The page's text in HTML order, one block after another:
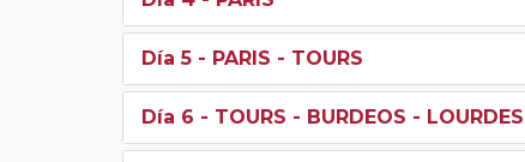
Día 5 - PARIS - TOURS
Día 6 - TOURS - BURDEOS - LOURDES